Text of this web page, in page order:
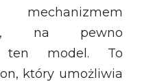
na pewno
ten model. To
który umożliwia